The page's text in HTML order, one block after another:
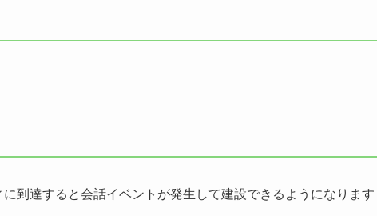
到達すると会話イベントが発生して建設できるようになります